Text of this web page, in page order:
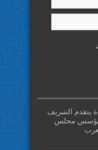
يتقدم الشريف
مجلس